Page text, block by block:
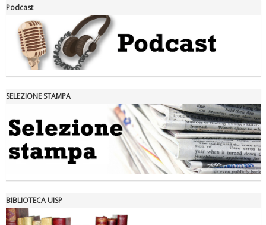
Tiziano Pesce nel Cda di Fondazione Terzjus: prima riunione a
Podcast
SELEZIONE STAMPA
BIBLIOTECA UISP